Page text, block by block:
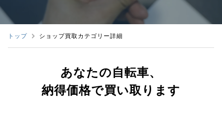
トップ ショップ買取カテゴリー詳細
あなたの自転車、
納得価格で買い取ります